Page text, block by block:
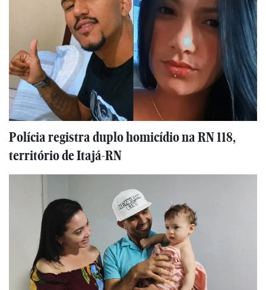
Polícia registra duplo homicídio na RN 118,
território de Itajá-RN